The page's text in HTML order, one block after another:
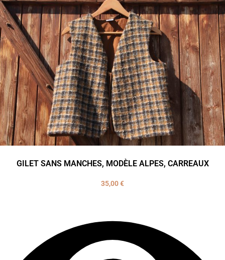
GILET SANS MANCHES, MODÈLE ALPES, CARREAUX
35,00€